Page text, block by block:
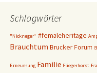
Schlagwörter
"Nickneger" #femaleheritage
Brauchtum Brucker Forum
Erneuerung Familie Fliegerhorst